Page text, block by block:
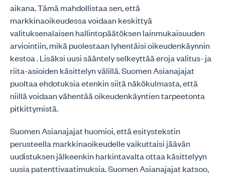
aikana. Tämä mahdollistaa sen, että
markkinaoikeudessa voidaan keskittyä
valituksenalaisen hallintopäätöksen lainmukaisuuden
arviointiin, mikä puolestaan lyhentäisi oikeudenkäynnin
kestoa . Lisäksi uusi sääntely selkeyttää eroja valitus- ja
riita-asioiden käsittelyn välillä. Suomen Asianajajat
puoltaa ehdotuksia etenkin siitä näkökulmasta, että
niillä voidaan vähentää oikeudenkäyntien tarpeetonta
pitkittymistä.
Suomen Asianajajat huomioi, että esitystekstin
perusteella markkinaoikeudelle vaikuttaisi jäävän
uudistuksen jälkeenkin harkintavalta ottaa käsittelyyn
uusia patenttivaatimuksia. Suomen Asianajajat katsoo,